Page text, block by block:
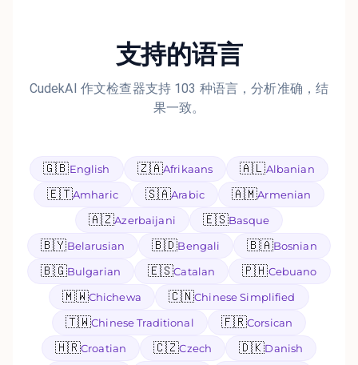
支持的语言
CudekAI 作文检查器支持 103 种语言，分析准确，结
果一致。
🇬🇧English 🇿🇦Afrikaans 🇦🇱Albanian
🇪🇹Amharic 🇸🇦Arabic 🇦🇲Armenian
🇦🇿Azerbaijani 🇪🇸Basque
🇧🇾Belarusian 🇧🇩Bengali 🇧🇦Bosnian
🇧🇬Bulgarian 🇪🇸Catalan 🇵🇭Cebuano
🇲🇼Chichewa 🇨🇳Chinese Simplified
🇹🇼Chinese Traditional 🇫🇷Corsican
🇭🇷Croatian 🇨🇿Czech 🇩🇰Danish